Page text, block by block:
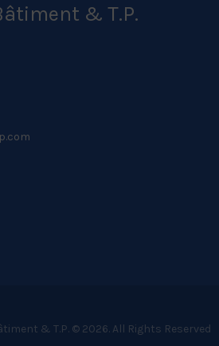
& T.P.
& T.P. © 2026. All Rights Reserved